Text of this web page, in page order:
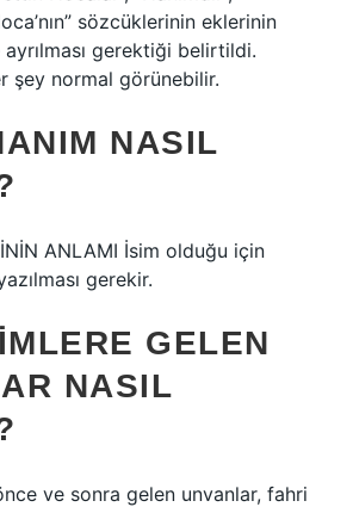
sözcüklerinin eklerinin
gerektiği belirtildi.
şey normal görünebilir.
NASIL
ANLAMI İsim olduğu için
gerekir.
GELEN
NASIL
ve sonra gelen unvanlar, fahri